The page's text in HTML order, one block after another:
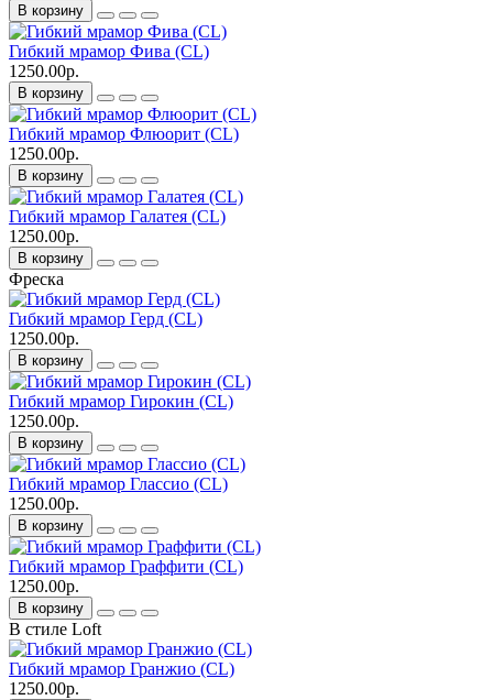
В корзину
Гибкий мрамор Фива (CL)
1250.00р.
В корзину
Гибкий мрамор Флюорит (CL)
1250.00р.
В корзину
Гибкий мрамор Галатея (CL)
1250.00р.
В корзину
Фреска
Гибкий мрамор Герд (CL)
1250.00р.
В корзину
Гибкий мрамор Гирокин (CL)
1250.00р.
В корзину
Гибкий мрамор Глассио (CL)
1250.00р.
В корзину
Гибкий мрамор Граффити (CL)
1250.00р.
В корзину
В стиле Loft
Гибкий мрамор Гранжио (CL)
1250.00р.